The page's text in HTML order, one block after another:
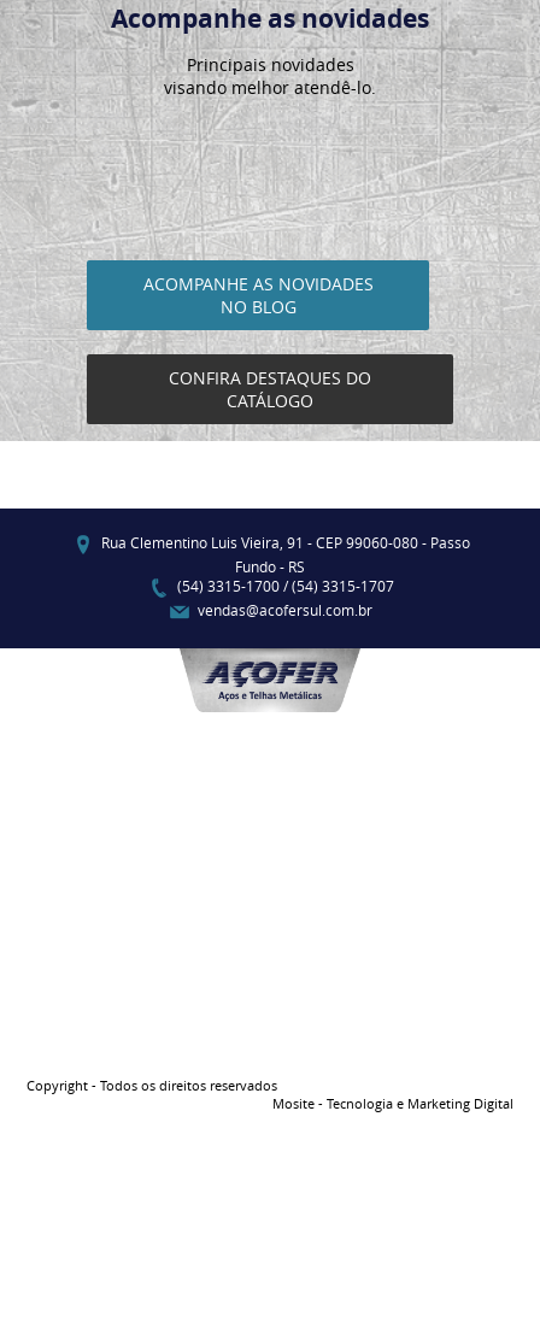
Acompanhe as novidades
Principais novidades
visando melhor atendê-lo.
ACOMPANHE AS NOVIDADES
NO BLOG
CONFIRA DESTAQUES DO
CATÁLOGO
Rua Clementino Luis Vieira, 91 - CEP 99060-080 - Passo
Fundo - RS
(54) 3315-1700 / (54) 3315-1707
vendas@acofersul.com.br
Copyright - Todos os direitos reservados
Mosite - Tecnologia e Marketing Digital